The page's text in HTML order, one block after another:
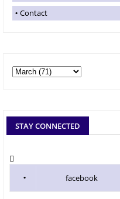
Contact
STAY CONNECTED
facebook